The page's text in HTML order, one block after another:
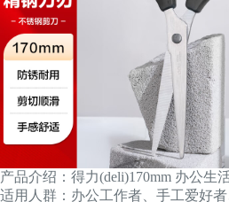
产品介绍：得力(deli)170mm 办公生
适用人群：办公工作者、手工爱好者